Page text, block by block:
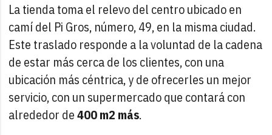
La tienda toma el relevo del centro ubicado en
camí del Pi Gros, número, 49, en la misma ciudad.
Este traslado responde a la voluntad de la cadena
de estar más cerca de los clientes, con una
ubicación más céntrica, y de ofrecerles un mejor
servicio, con un supermercado que contará con
alrededor de400 m2 más.